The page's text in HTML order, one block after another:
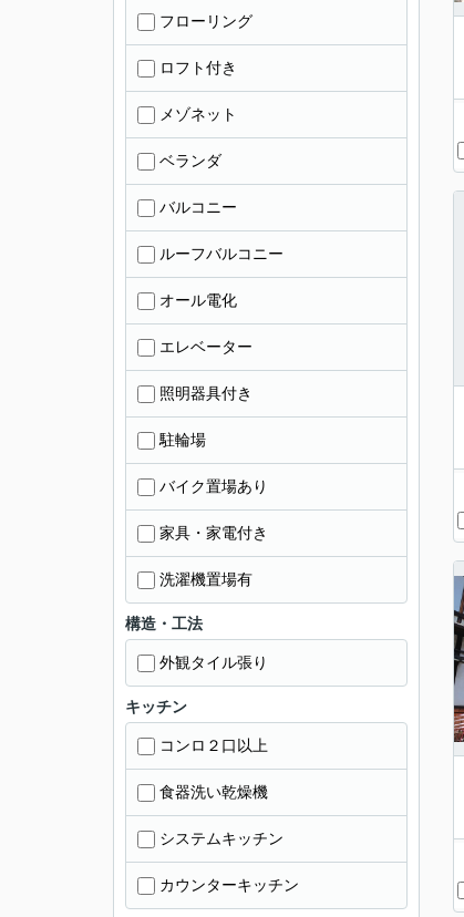
フローリング
ロフト付き
メゾネット
ベランダ
バルコニー
ルーフバルコニー
オール電化
エレベーター
照明器具付き
駐輪場
バイク置場あり
家具・家電付き
洗濯機置場有
構造・工法
外観タイル張り
キッチン
コンロ２口以上
食器洗い乾燥機
システムキッチン
カウンターキッチン